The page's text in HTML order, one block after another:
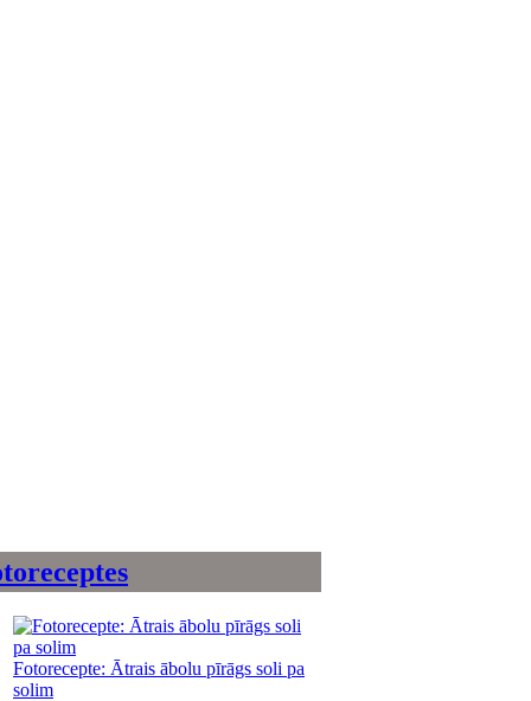
Fotorecepte: Ātrais ābolu pīrāgs soli pa
solim